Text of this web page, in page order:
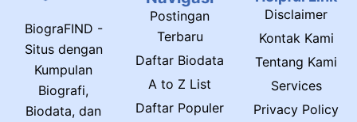
BiograFIND -
Situs dengan
Kumpulan
Biografi,
Biodata, dan
Postingan
Terbaru
Daftar Biodata
A to Z List
Daftar Populer
Disclaimer
Kontak Kami
Tentang Kami
Services
Privacy Policy